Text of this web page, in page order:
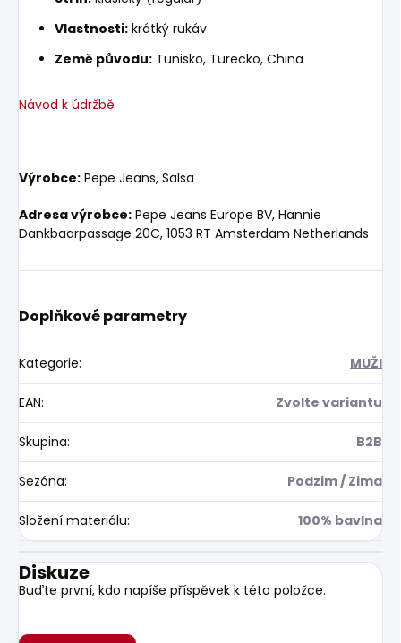
Vlastnosti: krátký rukáv
Země původu: Tunisko, Turecko, China
Návod k údržbě
Výrobce: Pepe Jeans, Salsa
Adresa výrobce: Pepe Jeans Europe BV, Hannie
Dankbaarpassage 20C, 1053 RT Amsterdam Netherlands
Doplňkové parametry
Kategorie: MUŽI
EAN: Zvolte variantu
Skupina: B2B
Sezóna: Podzim / Zima
Složení materiálu: 100% bavlna
Diskuze
Buďte první, kdo napíše příspěvek k této položce.